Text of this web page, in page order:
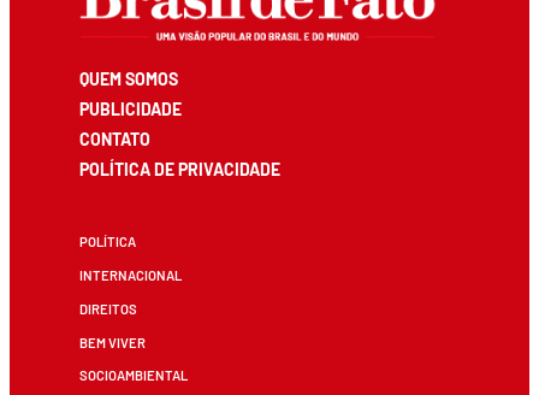
QUEM SOMOS
PUBLICIDADE
CONTATO
POLÍTICA DE PRIVACIDADE
POLÍTICA
INTERNACIONAL
DIREITOS
BEM VIVER
SOCIOAMBIENTAL